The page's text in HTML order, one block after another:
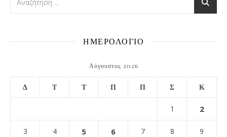
ΗΜΕΡΟΛΟΓΙΟ
Αύγουστος 2026
Δ Τ Τ Π Π Σ Κ
1 2
3 4 5 6 7 8 9